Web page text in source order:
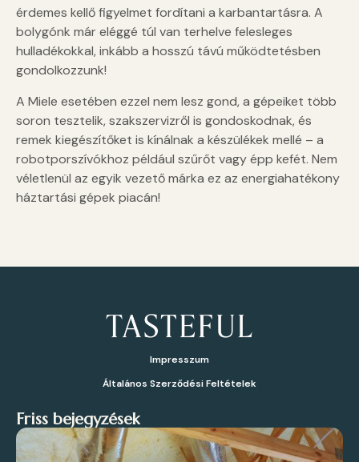
érdemes kellő figyelmet fordítani a karbantartásra. A
bolygónk már eléggé túl van terhelve felesleges
hulladékokkal, inkább a hosszú távú működtetésben
gondolkozzunk!
A Miele esetében ezzel nem lesz gond, a gépeiket több
soron tesztelik, szakszervizről is gondoskodnak, és
remek kiegészítőket is kínálnak a készülékek mellé – a
robotporszívókhoz például szűrőt vagy épp kefét. Nem
véletlenül az egyik vezető márka ez az energiahatékony
háztartási gépek piacán!
Impresszum
Általános Szerződési Feltételek
Friss bejegyzések